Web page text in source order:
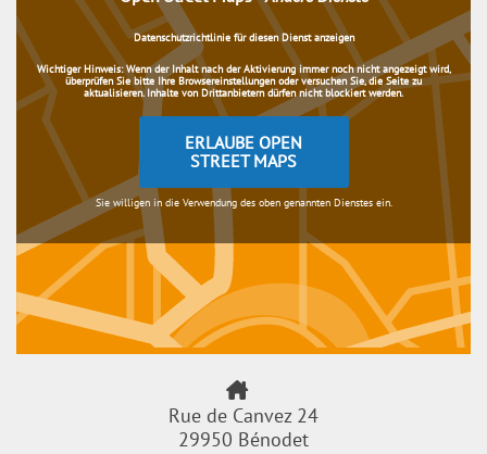
Datenschutzrichtlinie für diesen Dienst anzeigen
Wichtiger Hinweis:Wenn der Inhalt nach der Aktivierung immer noch nicht angezeigt wird,
überprüfen Sie bitte Ihre Browsereinstellungen oder versuchen Sie, die Seite zu
aktualisieren. Inhalte von Drittanbietern dürfen nicht blockiert werden.
ERLAUBE OPEN
STREET MAPS
Sie willigen in die Verwendung des oben genannten Dienstes ein.
Rue de Canvez 24
29950 Bénodet